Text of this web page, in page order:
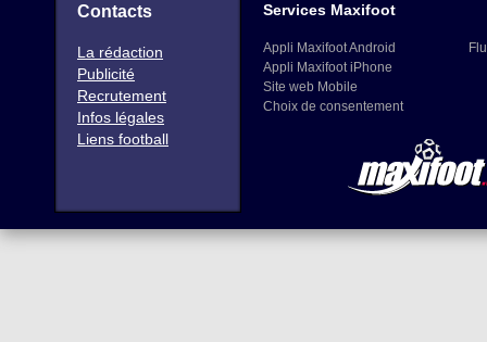
Contacts
La rédaction
Publicité
Recrutement
Infos légales
Liens football
Services Maxifoot
Appli Maxifoot Android
Appli Maxifoot iPhone
Site web Mobile
Choix de consentement